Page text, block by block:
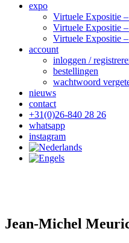
expo
Virtuele Expositie
Virtuele Expositie
Virtuele Expositie
account
inloggen /
bestellingen
wachtwoord
nieuws
contact
+31(0)26-840 28 26
whatsapp
instagram
Jean-Michel